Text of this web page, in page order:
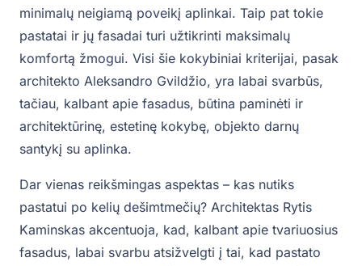
minimalų neigiamą poveikį aplinkai. Taip pat tokie
pastatai ir jų fasadai turi užtikrinti maksimalų
komfortą žmogui. Visi šie kokybiniai kriterijai, pasak
architekto Aleksandro Gvildžio, yra labai svarbūs,
tačiau, kalbant apie fasadus, būtina paminėti ir
architektūrinę, estetinę kokybę, objekto darnų
santykį su aplinka.
Dar vienas reikšmingas aspektas – kas nutiks
pastatui po kelių dešimtmečių? Architektas Rytis
Kaminskas akcentuoja, kad, kalbant apie tvariuosius
fasadus, labai svarbu atsižvelgti į tai, kad pastato